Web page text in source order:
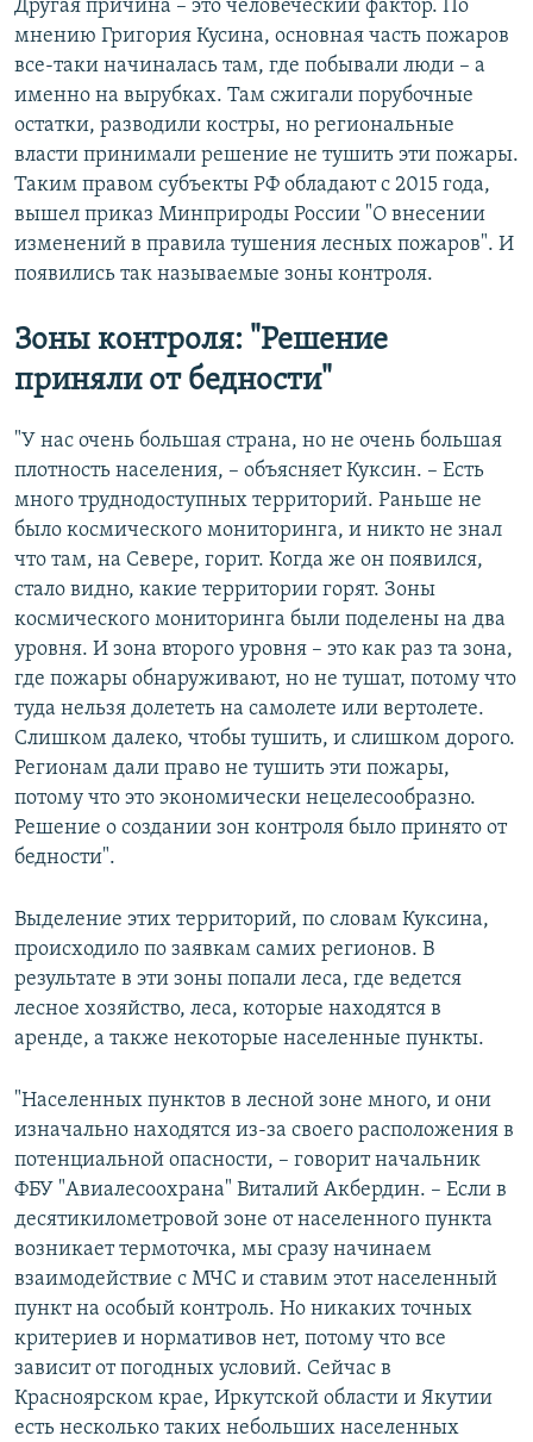
Другая причина – это человеческий фактор. По
мнению Григория Кусина, основная часть пожаров
все-таки начиналась там, где побывали люди – а
именно на вырубках. Там сжигали порубочные
остатки, разводили костры, но региональные
власти принимали решение не тушить эти пожары.
Таким правом субъекты РФ обладают с 2015 года,
вышел приказ Минприроды России "О внесении
изменений в правила тушения лесных пожаров". И
появились так называемые зоны контроля.
Зоны контроля: "Решение
приняли от бедности"
"У нас очень большая страна, но не очень большая
плотность населения, – объясняет Куксин. – Есть
много труднодоступных территорий. Раньше не
было космического мониторинга, и никто не знал
что там, на Севере, горит. Когда же он появился,
стало видно, какие территории горят. Зоны
космического мониторинга были поделены на два
уровня. И зона второго уровня – это как раз та зона,
где пожары обнаруживают, но не тушат, потому что
туда нельзя долететь на самолете или вертолете.
Слишком далеко, чтобы тушить, и слишком дорого.
Регионам дали право не тушить эти пожары,
потому что это экономически нецелесообразно.
Решение о создании зон контроля было принято от
бедности".
Выделение этих территорий, по словам Куксина,
происходило по заявкам самих регионов. В
результате в эти зоны попали леса, где ведется
лесное хозяйство, леса, которые находятся в
аренде, а также некоторые населенные пункты.
"Населенных пунктов в лесной зоне много, и они
изначально находятся из-за своего расположения в
потенциальной опасности, – говорит начальник
ФБУ "Авиалесоохрана" Виталий Акбердин. – Если в
десятикилометровой зоне от населенного пункта
возникает термоточка, мы сразу начинаем
взаимодействие с МЧС и ставим этот населенный
пункт на особый контроль. Но никаких точных
критериев и нормативов нет, потому что все
зависит от погодных условий. Сейчас в
Красноярском крае, Иркутской области и Якутии
есть несколько таких небольших населенных